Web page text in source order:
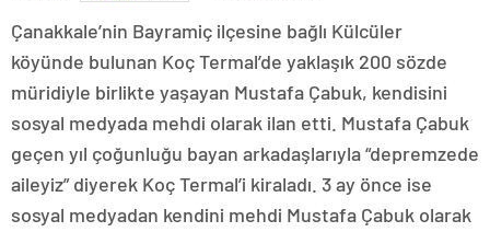
Çanakkale’nin Bayramiç ilçesine bağlı Külcüler
köyünde bulunan Koç Termal’de yaklaşık 200 sözde
müridiyle birlikte yaşayan Mustafa Çabuk, kendisini
sosyal medyada mehdi olarak ilan etti. Mustafa Çabuk
geçen yıl çoğunluğu bayan arkadaşlarıyla “depremzede
aileyiz” diyerek Koç Termal’i kiraladı. 3 ay önce ise
sosyal medyadan kendini mehdi Mustafa Çabuk olarak